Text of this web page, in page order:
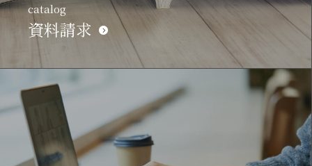
catalog
資料請求